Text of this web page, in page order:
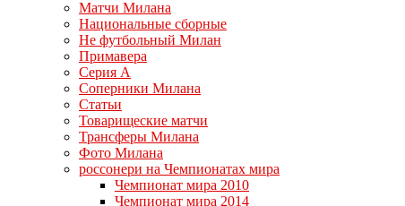
Матчи Милана
Национальные сборные
Не футбольный Милан
Примавера
Серия А
Соперники Милана
Статьи
Товарищеские матчи
Трансферы Милана
Фото Милана
россонери на Чемпионатах мира
Чемпионат мира 2010
Чемпионат мира 2014